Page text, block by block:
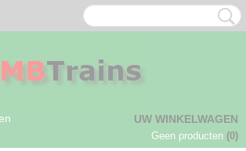
UW WINKELWAGEN
Geen producten (0)